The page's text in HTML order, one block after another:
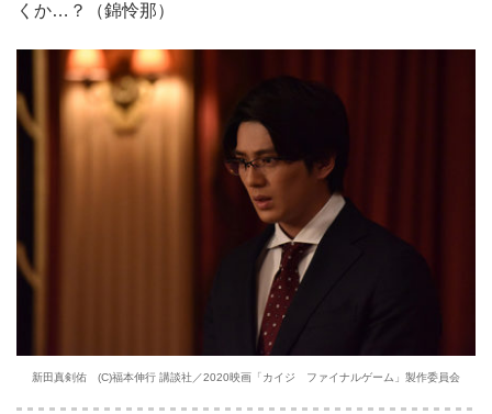
くか…？（錦怜那）
新田真剣佑 (C)福本伸行 講談社／2020映画「カイジ ファイナルゲーム」製作委員会